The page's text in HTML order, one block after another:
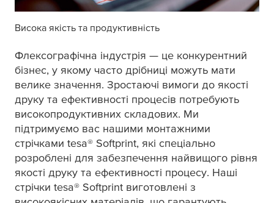
Висока якість та продуктивність
Флексографічна індустрія — це конкурентний
бізнес, у якому часто дрібниці можуть мати
велике значення. Зростаючі вимоги до якості
друку та ефективності процесів потребують
високопродуктивних складових. Ми
підтримуємо вас нашими монтажними
стрічками tesa® Softprint, які спеціально
розроблені для забезпечення найвищого рівня
якості друку та ефективності процесу. Наші
стрічки tesa® Softprint виготовлені з